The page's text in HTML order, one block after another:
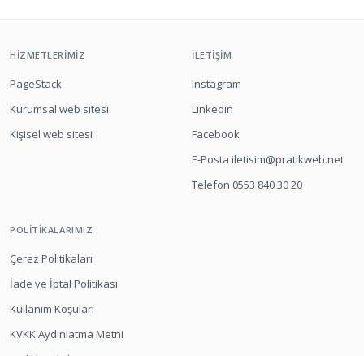
HIZMETLERIMIZ
PageStack
Kurumsal web sitesi
Kişisel web sitesi
İLETIŞIM
Instagram
Linkedin
Facebook
E-Posta iletisim@pratikweb.net
Telefon 0553 840 30 20
POLITIKALARIMIZ
Çerez Politikaları
İade ve İptal Politikası
Kullanım Koşuları
KVKK Aydınlatma Metni